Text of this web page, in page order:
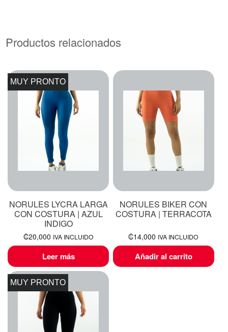
Productos relacionados
MUY PRONTO
NORULES LYCRA LARGA
CON COSTURA | AZUL
INDIGO
₡20,000 IVA INCLUIDO
Leer más
NORULES BIKER CON
COSTURA | TERRACOTA
₡14,000 IVA INCLUIDO
Añadir al carrito
MUY PRONTO